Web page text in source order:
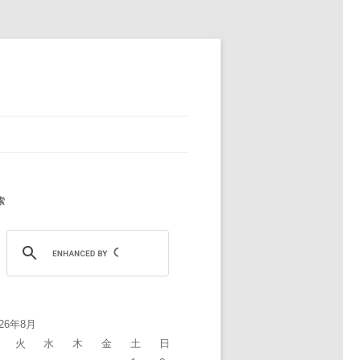
年8月
火 水 木 金 土
日